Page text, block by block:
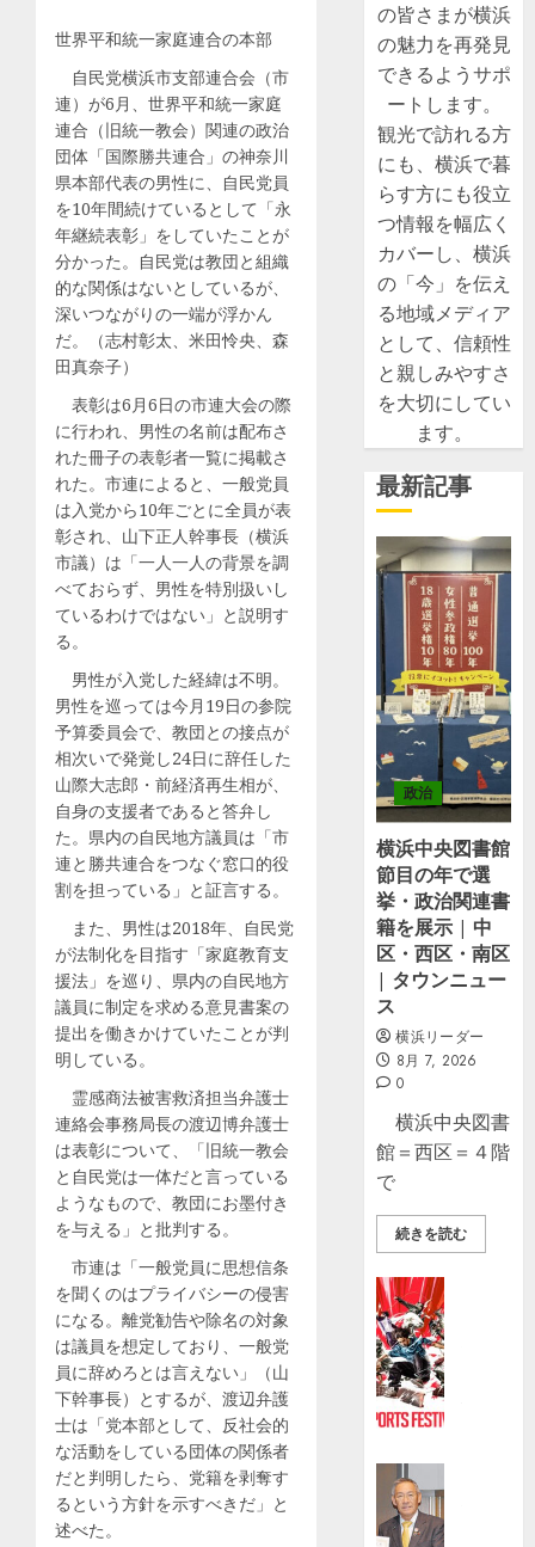
世界平和統一家庭連合の本部
自民党横浜市支部連合会（市
連）が6月、世界平和統一家庭
連合（旧統一教会）関連の政治
団体「国際勝共連合」の神奈川
県本部代表の男性に、自民党員
を10年間続けているとして「永
年継続表彰」をしていたことが
分かった。自民党は教団と組織
的な関係はないとしているが、
深いつながりの一端が浮かん
だ。（志村彰太、米田怜央、森
田真奈子）
表彰は6月6日の市連大会の際
に行われ、男性の名前は配布さ
れた冊子の表彰者一覧に掲載さ
れた。市連によると、一般党員
は入党から10年ごとに全員が表
彰され、山下正人幹事長（横浜
市議）は「一人一人の背景を調
べておらず、男性を特別扱いし
ているわけではない」と説明す
る。
男性が入党した経緯は不明。
男性を巡っては今月19日の参院
予算委員会で、教団との接点が
相次いで発覚し24日に辞任した
山際大志郎・前経済再生相が、
自身の支援者であると答弁し
た。県内の自民地方議員は「市
連と勝共連合をつなぐ窓口的役
割を担っている」と証言する。
また、男性は2018年、自民党
が法制化を目指す「家庭教育支
援法」を巡り、県内の自民地方
議員に制定を求める意見書案の
提出を働きかけていたことが判
明している。
霊感商法被害救済担当弁護士
連絡会事務局長の渡辺博弁護士
は表彰について、「旧統一教会
と自民党は一体だと言っている
ようなもので、教団にお墨付き
を与える」と批判する。
市連は「一般党員に思想信条
を聞くのはプライバシーの侵害
になる。離党勧告や除名の対象
は議員を想定しており、一般党
員に辞めろとは言えない」（山
下幹事長）とするが、渡辺弁護
士は「党本部として、反社会的
な活動をしている団体の関係者
だと判明したら、党籍を剥奪す
るという方針を示すべきだ」と
述べた。
の皆さまが横浜
の魅力を再発見
できるようサポ
ートします。
観光で訪れる方
にも、横浜で暮
らす方にも役立
つ情報を幅広く
カバーし、横浜
の「今」を伝え
る地域メディア
として、信頼性
と親しみやすさ
を大切にしてい
ます。
最新記事
政治
横浜中央図書館
節目の年で選
挙・政治関連書
籍を展示 | 中
区・西区・南区
| タウンニュー
ス
横浜リーダー
8月 7, 2026
0
横浜中央図書
館＝西区＝４階
で
続きを読む